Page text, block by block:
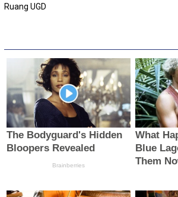
Ruang UGD